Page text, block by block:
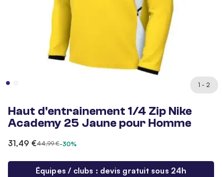
1 - 2
Haut d'entrainement 1/4 Zip Nike
Academy 25 Jaune pour Homme
31,49 €44,99 €-30%
Équipes / clubs : devis gratuit sous 24h